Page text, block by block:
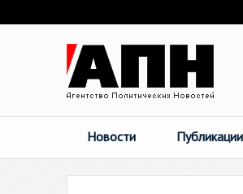
Новости Публикации